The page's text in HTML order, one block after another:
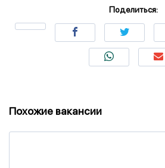
Поделиться:
Похожие вакансии